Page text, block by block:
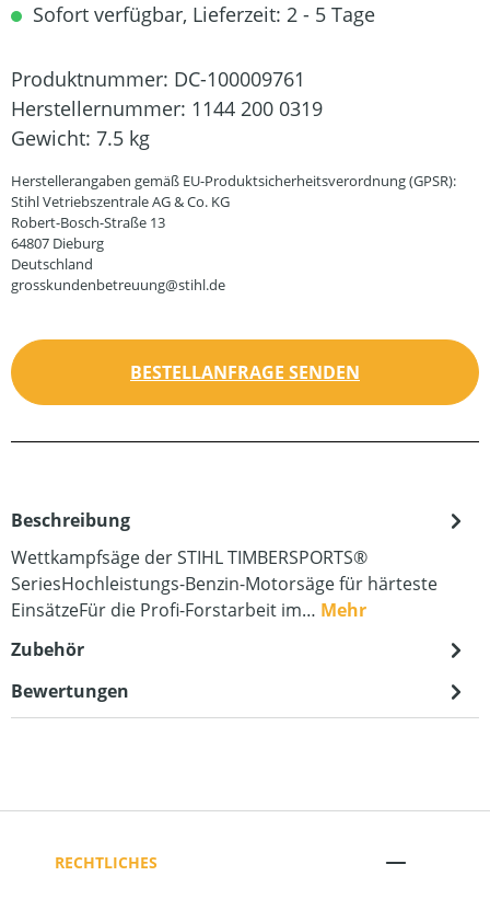
Sofort verfügbar, Lieferzeit: 2 - 5 Tage
Produktnummer: DC-100009761
Herstellernummer: 1144 200 0319
Gewicht: 7.5 kg
Herstellerangaben gemäß EU-Produktsicherheitsverordnung (GPSR):
Stihl Vetriebszentrale AG & Co. KG
Robert-Bosch-Straße 13
64807 Dieburg
Deutschland
grosskundenbetreuung@stihl.de
BESTELLANFRAGE SENDEN
Beschreibung
Wettkampfsäge der STIHL TIMBERSPORTS®
SeriesHochleistungs-Benzin-Motorsäge für härteste
EinsätzeFür die Profi-Forstarbeit im… Mehr
Zubehör
Bewertungen
RECHTLICHES